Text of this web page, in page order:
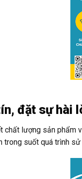
đặt sự hài
chất lượng sản phẩm
trong suốt quá trình